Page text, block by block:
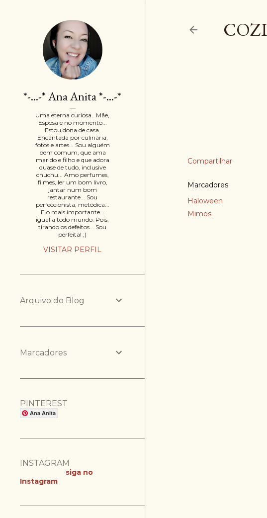
Compartilhar
Marcadores
Haloween
Mimos
*-...-* Ana Anita *-...-*
Uma eterna curiosa...Mãe,
Esposa e no momento...
Estou dona de casa.
Encantada por culinária,
fotos e artes... Sou alguém
bem comum, que ama
marido e filho e que adora
quase de tudo, inclusive
chuchu... Amo perfumes,
filmes, ler um bom livro,
jantar num bom
restaurante... Sou
perfeccionista, metódica...
E o mais importante...
igual a todo mundo. Pois,
tirando os defeitos... Sou
perfeita! ;)
VISITAR PERFIL
Arquivo do Blog
Marcadores
PINTEREST
Ana Anita
INSTAGRAM
siga no
Instagram